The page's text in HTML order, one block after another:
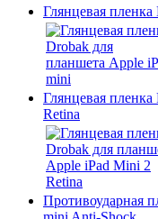
Глянцевая
Глянцевая
Retina
Противоударная